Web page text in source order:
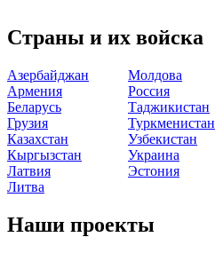
Страны и их войска
Азербайджан
Армения
Беларусь
Грузия
Казахстан
Кыргызстан
Латвия
Литва
Молдова
Россия
Таджикистан
Туркменистан
Узбекистан
Украина
Эстония
Наши проекты